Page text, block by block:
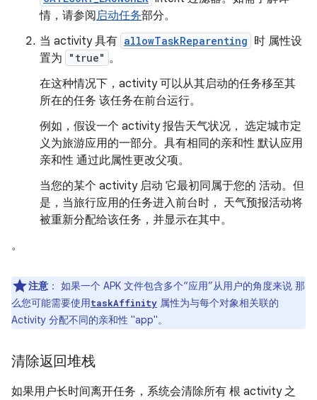
情，请参阅启动任务部分。
当 activity 具有 allowTaskReparenting 时 属性设
置为
"true" 。
在这种情况下，activity 可以从其启动的任务移至其
所在的任务 该任务在前台运行。
例如，假设一个 activity 报告天气状况， 选定城市定
义为旅游应用的一部分。具有相同的亲和性 默认应用
亲和性 通过此属性更改父项。
当您的某个 activity 启动 它最初同属于您的 活动。但
是，当旅行应用的任务进入前台时， 天气预报活动将
被重新分配给该任务，并显示在其中。
。
注意 ： 如果一个 APK 文件包含多个“应用”从用户的角度来说 那
么您可能需要使用taskAffinity 属性为与每个对象相关联的
Activity 分配不同的亲和性 "app"。
清除返回堆栈
如果用户长时间离开任务，系统会清除所有 根 activity 之